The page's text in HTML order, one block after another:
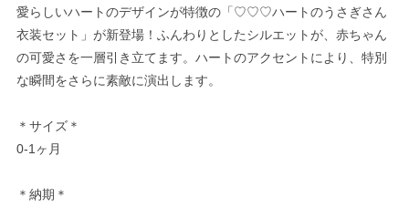
愛らしいハートのデザインが特徴の「♡♡♡ハートのうさぎさん
衣装セット」が新登場！ふんわりとしたシルエットが、赤ちゃん
の可愛さを一層引き立てます。ハートのアクセントにより、特別
な瞬間をさらに素敵に演出します。
＊サイズ＊
0-1ヶ月
＊納期＊